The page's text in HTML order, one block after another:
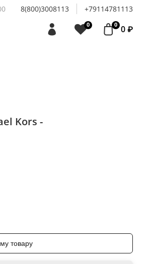
8(800)3008113
+79114781113
0 0 0 ₽
Kors -
товару